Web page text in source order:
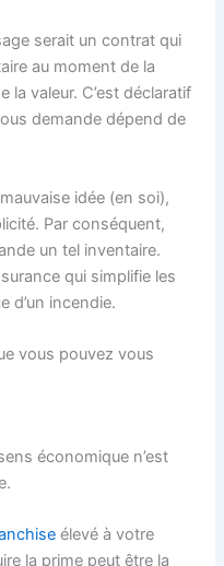
serait un contrat qui
au moment de la
la valeur. C’est déclaratif
demande dépend de
idée (en soi),
Par conséquent,
un tel inventaire.
qui simplifie les
d’un incendie.
vous pouvez vous
économique n’est
élevé à votre
la prime peut être la